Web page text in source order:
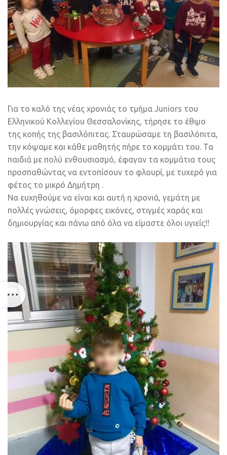
Για το καλό της νέας χρονιάς το τμήμα Juniors του
Ελληνικού Κολλεγίου Θεσσαλονίκης, τήρησε το έθιμο
της κοπής της βασιλόπιτας. Σταυρώσαμε τη βασιλόπιτα,
την κόψαμε και κάθε μαθητής πήρε το κομμάτι του. Τα
παιδιά με πολύ ενθουσιασμό, έφαγαν τα κομμάτια τους
προσπαθώντας να εντοπίσουν το φλουρί, με τυχερό για
φέτος το μικρό Δημήτρη .
Να ευχηθούμε να είναι και αυτή η χρονιά, γεμάτη με
πολλές γνώσεις, όμορφες εικόνες, στιγμές χαράς και
δημιουργίας και πάνω από όλα να είμαστε όλοι υγιείς!!